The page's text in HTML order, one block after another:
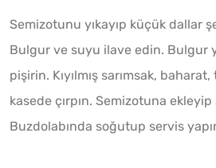
Semizotunu yıkayıp küçük dallar
Bulgur ve suyu ilave edin. Bulgur
pişirin. Kıyılmış sarımsak,
kasede çırpın. Semizotuna
Buzdolabında soğutup servis